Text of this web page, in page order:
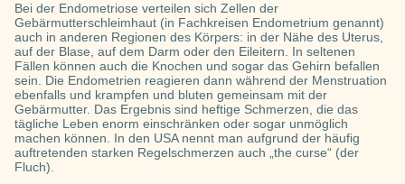
Bei der Endometriose verteilen sich Zellen der
Gebärmutterschleimhaut (in Fachkreisen Endometrium genannt)
auch in anderen Regionen des Körpers: in der Nähe des Uterus,
auf der Blase, auf dem Darm oder den Eileitern. In seltenen
Fällen können auch die Knochen und sogar das Gehirn befallen
sein. Die Endometrien reagieren dann während der Menstruation
ebenfalls und krampfen und bluten gemeinsam mit der
Gebärmutter. Das Ergebnis sind heftige Schmerzen, die das
tägliche Leben enorm einschränken oder sogar unmöglich
machen können. In den USA nennt man aufgrund der häufig
auftretenden starken Regelschmerzen auch „the curse“ (der
Fluch).